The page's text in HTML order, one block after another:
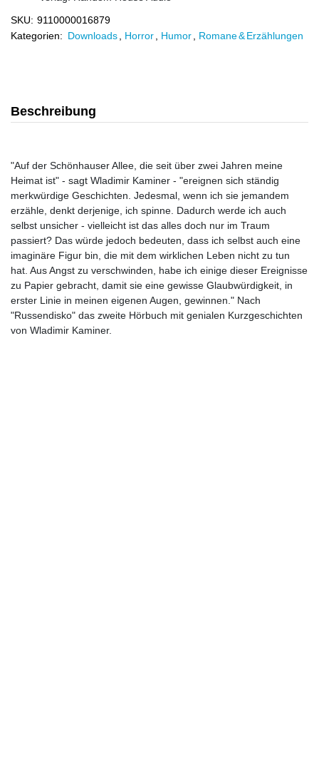
SKU: 9110000016879
Kategorien: Downloads Horror Humor Romane & Erzählungen
Beschreibung
"Auf der Schönhauser Allee, die seit über zwei Jahren meine
Heimat ist" - sagt Wladimir Kaminer - "ereignen sich ständig
merkwürdige Geschichten. Jedesmal, wenn ich sie jemandem
erzähle, denkt derjenige, ich spinne. Dadurch werde ich auch
selbst unsicher - vielleicht ist das alles doch nur im Traum
passiert? Das würde jedoch bedeuten, dass ich selbst auch eine
imaginäre Figur bin, die mit dem wirklichen Leben nicht zu tun
hat. Aus Angst zu verschwinden, habe ich einige dieser Ereignisse
zu Papier gebracht, damit sie eine gewisse Glaubwürdigkeit, in
erster Linie in meinen eigenen Augen, gewinnen." Nach
"Russendisko" das zweite Hörbuch mit genialen Kurzgeschichten
von Wladimir Kaminer.